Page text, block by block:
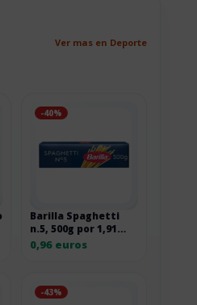
Ver mas en Deporte
-40%
Barilla Spaghetti
n.5, 500g por 1,91
euros
0,96 euros
-43%